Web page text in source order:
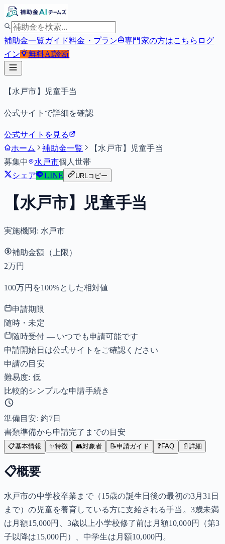
補助金一覧ガイド料金・プラン 専門家の方はこちら ログ
イン
無料AI診断
【水戸市】児童手当
公式サイトで詳細を確認
公式サイトを見る
ホーム
補助金一覧
【水戸市】児童手当
募集中
水戸市個人世帯
シェア
LINE URLコピー
【水戸市】児童手当
実施機関: 水戸市
補助金額（上限）
2万円
100万円を100%とした相対値
申請期限
随時・未定
随時受付 — いつでも申請可能です
申請開始日は公式サイトをご確認ください
申請の目安
難易度: 低
比較的シンプルな申請手続き
準備目安: 約7日
書類準備から申請完了までの目安
📋基本情報 ✨特徴 👥対象者 📝申請ガイド ❓FAQ 📄 詳細
📋概要
水戸市の中学校卒業まで（15歳の誕生日後の最初の3月31日
まで）の児童を養育している方に支給される手当。3歳未満
は月額15,000円、3歳以上小学校修了前は月額10,000円（第3
子以降は15,000円）、中学生は月額10,000円。